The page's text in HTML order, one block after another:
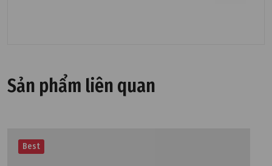
Sản phẩm liên quan
Best